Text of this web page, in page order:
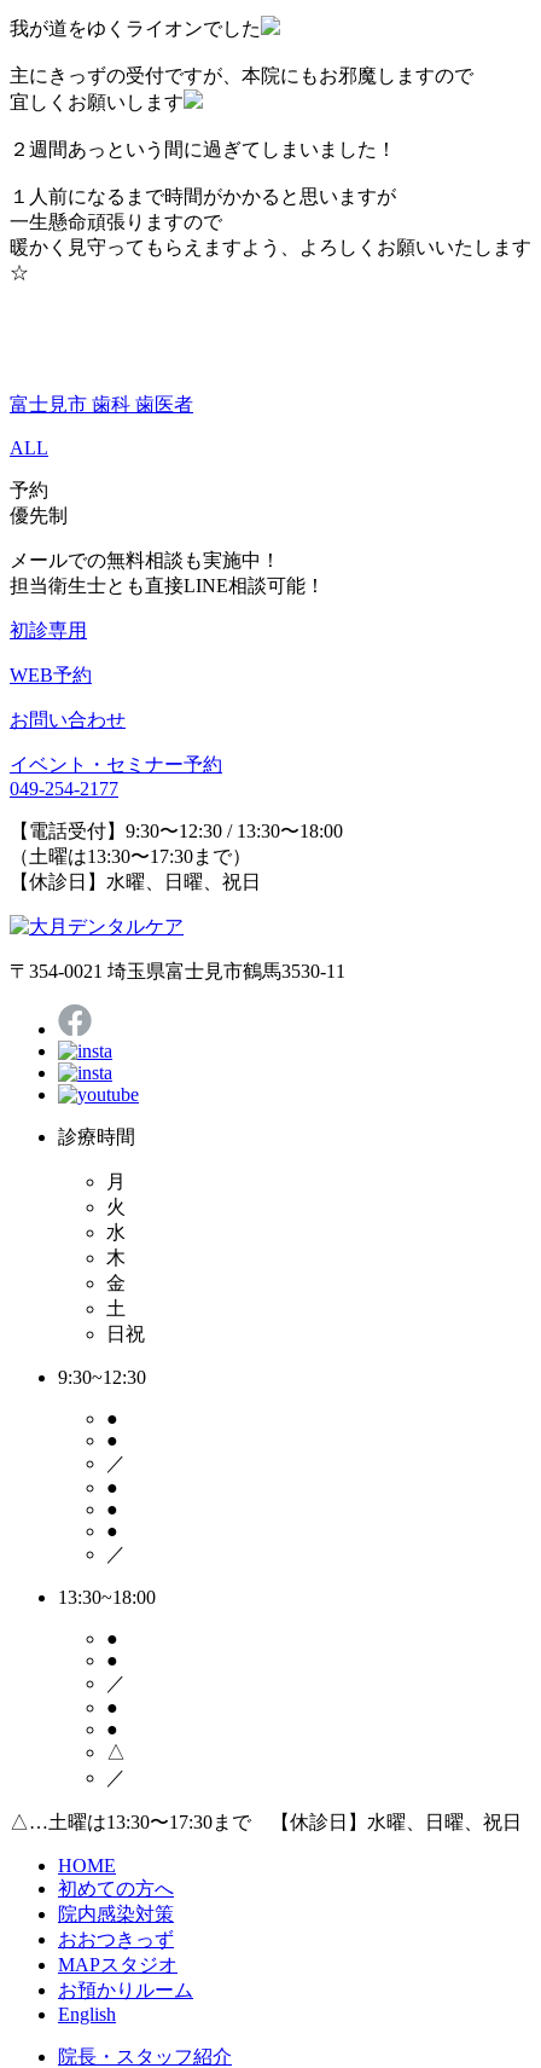
我が道をゆくライオンでした
主にきっずの受付ですが、本院にもお邪魔しますので
宜しくお願いします
２週間あっという間に過ぎてしまいました！
１人前になるまで時間がかかると思いますが
一生懸命頑張りますので
暖かく見守ってもらえますよう、よろしくお願いいたします
☆
富士見市 歯科 歯医者
ALL
予約
優先制
メールでの無料相談も実施中！
担当衛生士とも直接LINE相談可能！
初診専用
WEB予約
お問い合わせ
イベント・セミナー予約
049-254-2177
【電話受付】9:30〜12:30 / 13:30〜18:00
（土曜は13:30〜17:30まで）
【休診日】水曜、日曜、祝日
〒354-0021 埼玉県富士見市鶴馬3530-11
診療時間
月
火
水
木
金
土
日祝
9:30~12:30
●
●
／
●
●
●
／
13:30~18:00
●
●
／
●
●
△
／
△…土曜は13:30〜17:30まで 【休診日】水曜、日曜、祝日
HOME
初めての方へ
院内感染対策
おおつきっず
MAPスタジオ
お預かりルーム
English
院長・スタッフ紹介